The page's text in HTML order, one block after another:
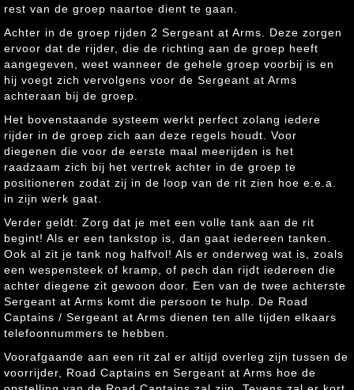
rest van de groep naartoe dient te gaan.
Achter in de groep rijden 2 Sergeant at Arms. Deze zorgen
ervoor dat de rijder, die de richting aan de groep heeft
aangegeven, weet wanneer de gehele groep voorbij is en
hij voegt zich vervolgens voor de Sergeant at Arms
achteraan bij de groep.
Het bovenstaande systeem werkt perfect zolang iedere
rijder in de groep zich aan deze regels houdt. Voor
diegenen die voor de eerste maal meerijden is het
raadzaam zich bij het vertrek achter in de groep te
positioneren zodat zij in de loop van de rit zien hoe e.e.a.
in zijn werk gaat.
Verder geldt: Zorg dat je met een volle tank aan de rit
begint! Als er een tankstop is, dan gaat iedereen tanken.
Ook al zit je tank nog halfvol! Als er onderweg wat is, zoals
een wespensteek of kramp, of pech dan rijdt iedereen die
achter diegene zit gewoon door. Een van de twee achterste
Sergeant at Arms komt die persoon te hulp. De Road
Captains / Sergeant at Arms dienen ten alle tijden elkaars
telefoonnummers te hebben.
Voorafgaande aan een rit zal er altijd overleg zijn tussen de
voorrijder, Road Captains en Sergeant at Arms hoe de